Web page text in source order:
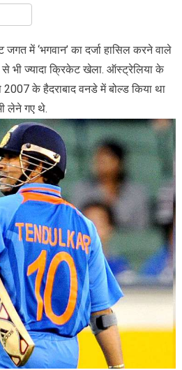
में ‘भगवान’ का दर्जा हासिल करने वाले
भी ज्यादा क्रिकेट खेला. ऑस्ट्रेलिया के
2007 के हैदराबाद वनडे में बोल्ड किया था
लेने गए थे.